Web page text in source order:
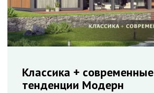
Классика + современные
тенденции Модерн